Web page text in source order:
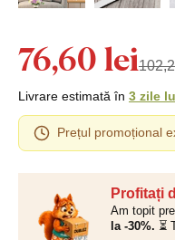
Profitați
Am topit
la -30%. ⏳
76,60 lei
Livrare estimată în 3 zile
Prețul promoțional